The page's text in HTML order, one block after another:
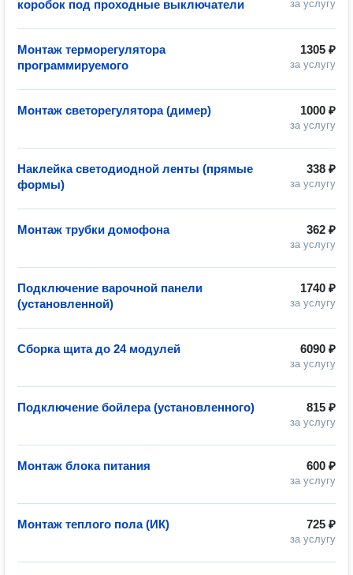
за услугу
коробок под проходные выключатели
1305 ₽
за услугу
Монтаж терморегулятора
программируемого
1000 ₽
за услугу
Монтаж светорегулятора (димер)
338 ₽
за услугу
Наклейка светодиодной ленты (прямые
формы)
362 ₽
за услугу
Монтаж трубки домофона
1740 ₽
за услугу
Подключение варочной панели
(установленной)
6090 ₽
за услугу
Сборка щита до 24 модулей
815 ₽
за услугу
Подключение бойлера (установленного)
600 ₽
за услугу
Монтаж блока питания
725 ₽
за услугу
Монтаж теплого пола (ИК)